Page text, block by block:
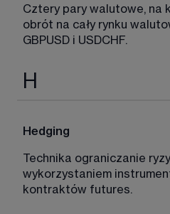
Cztery pary walutowe, na
obrót na cały rynku
GBPUSD i USDCHF.
H
Hedging
Technika ograniczanie
wykorzystaniem
kontraktów futures.